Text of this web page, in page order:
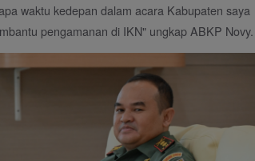
waktu kedepan dalam acara Kabupaten saya
pengamanan di IKN" ungkap ABKP Novy.